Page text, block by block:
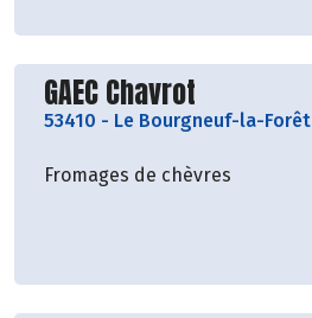
Découvrir le producteur
GAEC Chavrot
53410 - Le Bourgneuf-la-Forêt
Fromages de chèvres